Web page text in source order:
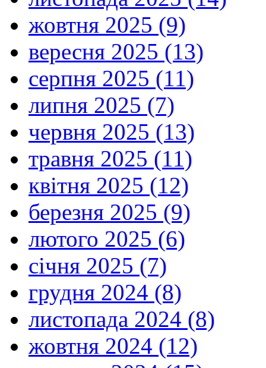
жовтня 2025 (9)
вересня 2025 (13)
серпня 2025 (11)
липня 2025 (7)
червня 2025 (13)
травня 2025 (11)
квітня 2025 (12)
березня 2025 (9)
лютого 2025 (6)
січня 2025 (7)
грудня 2024 (8)
листопада 2024 (8)
жовтня 2024 (12)